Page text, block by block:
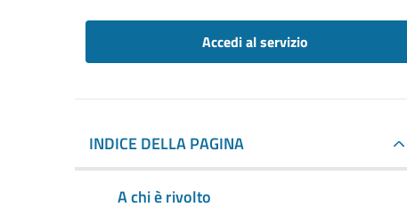
Accedi al servizio
INDICE DELLA PAGINA
A chi è rivolto